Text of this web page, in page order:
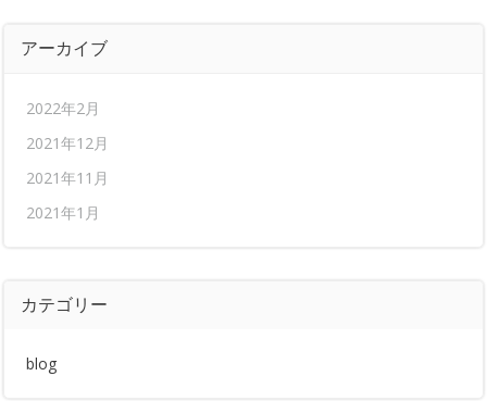
アーカイブ
2022年2月
2021年12月
2021年11月
2021年1月
カテゴリー
blog